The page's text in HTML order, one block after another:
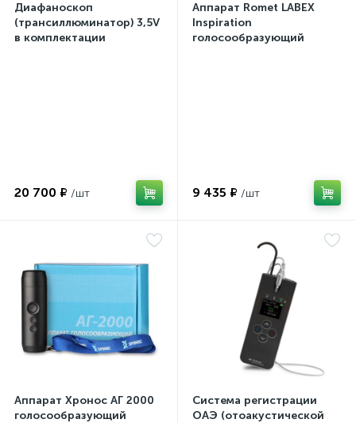
Диафаноскоп
(трансиллюминатор) 3,5V
в комплектации
20 700 ₽
Аппарат Romet LABEX
Inspiration
голосообразующий
9 435 ₽
Аппарат Хронос АГ 2000
голосообразующий
Система регистрации
ОАЭ (отоакустической